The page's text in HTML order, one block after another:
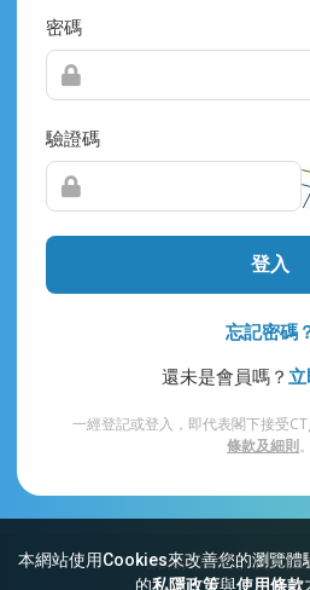
本網站使用Cookies來改善您的瀏覽體
的私隱政策與使用條款
密碼
驗證碼
登入
忘記密碼
還未是會員嗎？ 立
一經登記或登入，即代表閣下接受
條款及細則。
網站索引 常見問題 私隱